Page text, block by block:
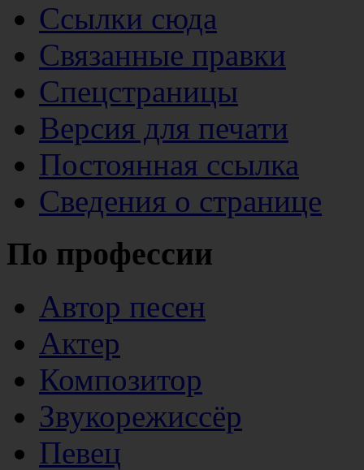
Ссылки сюда
Связанные правки
Спецстраницы
Версия для печати
Постоянная ссылка
Сведения о странице
По профессии
Автор песен
Актер
Композитор
Звукорежиссёр
Певец